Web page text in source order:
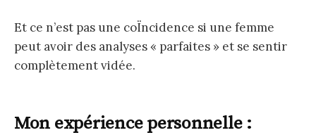
Et ce n’est pas une coÏncidence si une femme
peut avoir des analyses « parfaites » et se sentir
complètement vidée.
Mon expérience personnelle :